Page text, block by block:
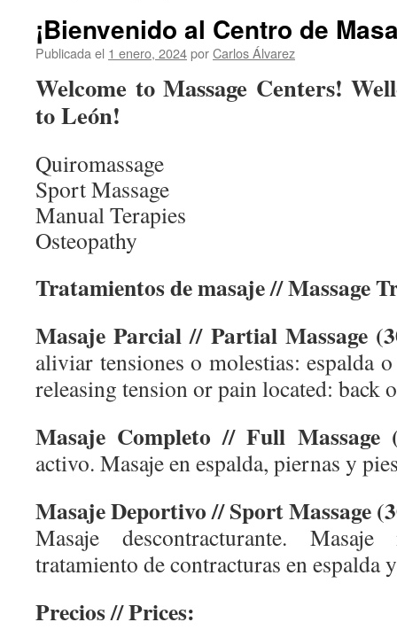
¡Bienvenido al Centro de
Publicada el 1 enero, 2024porCarlos Álvarez
Welcome to Massage Centers!
to León!
Quiromassage
Sport Massage
Manual Terapies
Osteopathy
Tratamientos de masaje // Massage
Masaje Parcial // Partial Massage
aliviar tensiones o molestias: espalda
releasing tension or pain located: back
Masaje Completo // Full Massage
activo. Masaje en espalda, piernas y
Masaje Deportivo // Sport Massage
Masaje descontracturante.
tratamiento de contracturas en espalda
Precios // Prices: